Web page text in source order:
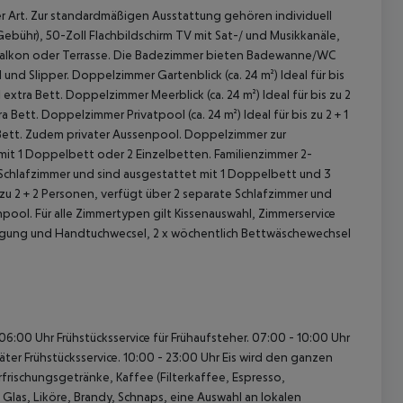
Zur standardmäßigen Ausstattung gehören individuell
50-Zoll Flachbildschirm TV mit Sat-/ und Musikkanäle,
oder Terrasse. Die Badezimmer bieten Badewanne/WC
Slipper. Doppelzimmer Gartenblick (ca. 24 m²) Ideal für bis
extra Bett. Doppelzimmer Meerblick (ca. 24 m²) Ideal für bis zu 2
Bett. Doppelzimmer Privatpool (ca. 24 m²) Ideal für bis zu 2 + 1
Zudem privater Aussenpool. Doppelzimmer zur
1 Doppelbett oder 2 Einzelbetten. Familienzimmer 2-
und sind ausgestattet mit 1 Doppelbett und 3
2 + 2 Personen, verfügt über 2 separate Schlafzimmer und
Für alle Zimmertypen gilt Kissenauswahl, Zimmerservice
und Handtuchwecsel, 2 x wöchentlich Bettwäschewechsel
Uhr Frühstücksservice für Frühaufsteher. 07:00 - 10:00 Uhr
Frühstücksservice. 10:00 - 23:00 Uhr Eis wird den ganzen
Kaffee (Filterkaffee, Espresso,
Liköre, Brandy, Schnaps, eine Auswahl an lokalen